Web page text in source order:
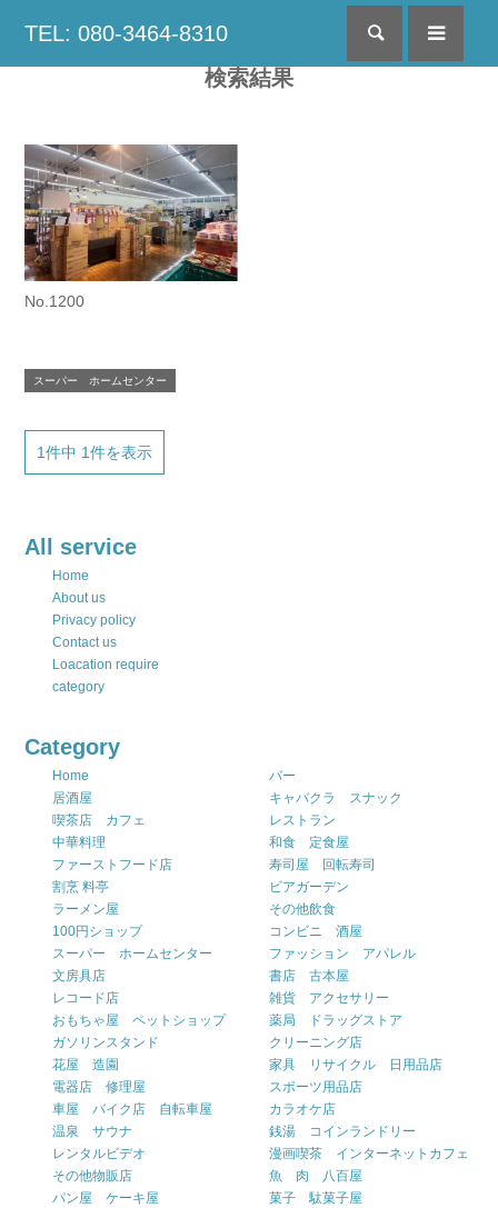
TEL: 080-3464-8310 検索
検索結果
No.1200
スーパー ホームセンター
1件中 1件を表示
All service
Home
About us
Privacy policy
Contact us
Loacation require
category
Category
Home
バー
居酒屋
キャバクラ スナック
喫茶店 カフェ
レストラン
中華料理
和食 定食屋
ファーストフード店
寿司屋 回転寿司
割烹 料亭
ビアガーデン
ラーメン屋
その他飲食
100円ショップ
コンビニ 酒屋
スーパー ホームセンター
ファッション アパレル
文房具店
書店 古本屋
レコード店
雑貨 アクセサリー
おもちゃ屋 ペットショップ
薬局 ドラッグストア
ガソリンスタンド
クリーニング店
花屋 造園
家具 リサイクル 日用品店
電器店 修理屋
スポーツ用品店
車屋 バイク店 自転車屋
カラオケ店
温泉 サウナ
銭湯 コインランドリー
レンタルビデオ
漫画喫茶 インターネットカフェ
その他物販店
魚 肉 八百屋
パン屋 ケーキ屋
菓子 駄菓子屋